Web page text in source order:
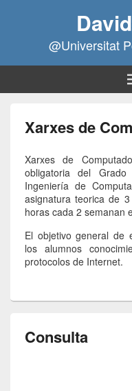
@Universitat
Xarxes de
Xarxes de
obligatoria del
Ingeniería de
asignatura teorica de
horas cada 2 semanan
El objetivo general de
los alumnos
protocolos de Internet.
Consulta
Sidebar
Widget